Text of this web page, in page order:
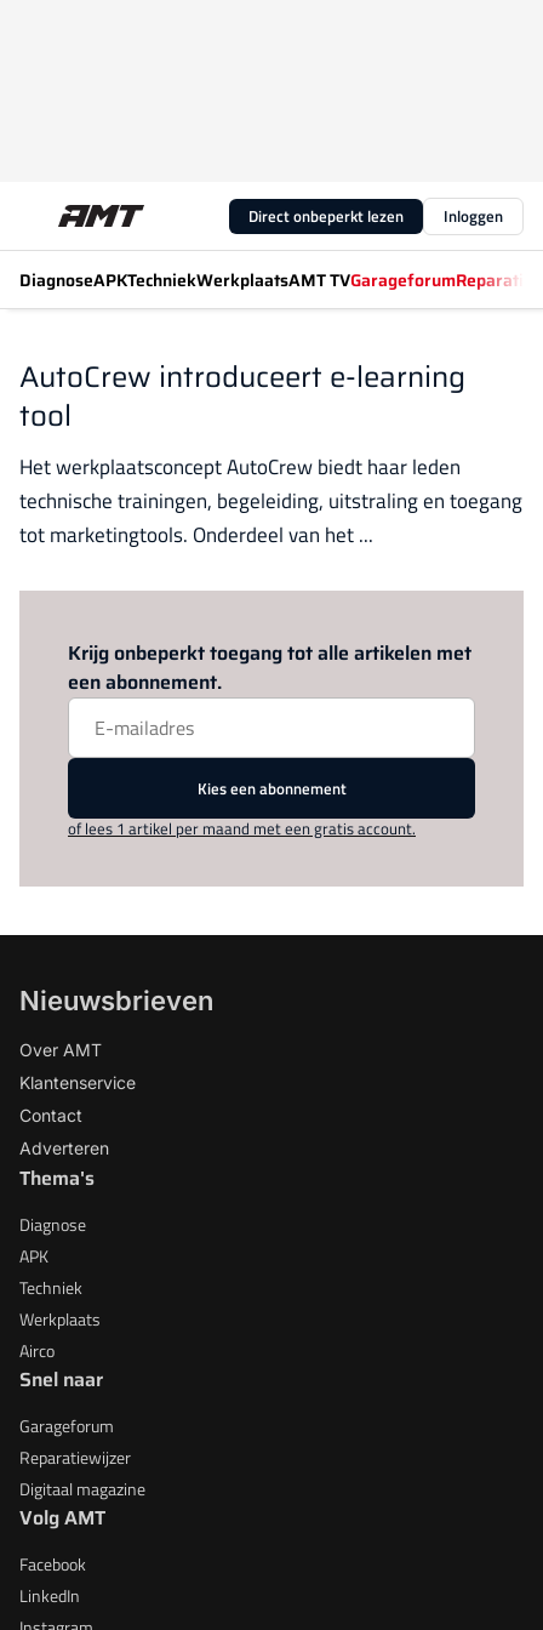
Direct onbeperkt lezen Inloggen
DiagnoseAPKTechniekWerkplaatsAMT TVGarageforum
AutoCrew introduceert e-learning
tool
Het werkplaatsconcept AutoCrew biedt haar leden
technische trainingen, begeleiding, uitstraling en toegang
tot marketingtools. Onderdeel van het ...
Krijg onbeperkt toegang tot alle artikelen met
een abonnement.
Kies een abonnement
of lees 1 artikel per maand met een gratis account.
Nieuwsbrieven
Over AMT
Klantenservice
Contact
Adverteren
Thema's
Diagnose
APK
Techniek
Werkplaats
Airco
Snel naar
Garageforum
Reparatiewijzer
Digitaal magazine
Volg AMT
Facebook
LinkedIn